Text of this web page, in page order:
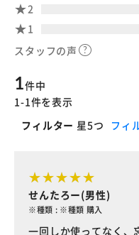
2
1
スタッフの声
1件中
1-1件を表示
フィルター 星5つ フィ
せんたろー(男性)
※種類 : ※種類 購入
一回しか使ってなく、